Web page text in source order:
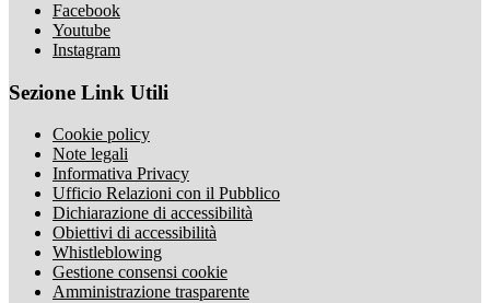
Facebook
Youtube
Instagram
Sezione Link Utili
Cookie policy
Note legali
Informativa Privacy
Ufficio Relazioni con il Pubblico
Dichiarazione di accessibilità
Obiettivi di accessibilità
Whistleblowing
Gestione consensi cookie
Amministrazione trasparente